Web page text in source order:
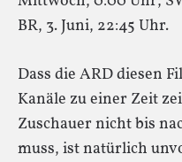
BR, 3. Juni, 22:45 Uhr.
Dass die ARD diesen
Kanäle zu einer Zeit
Zuschauer nicht bis
muss, ist natürlich